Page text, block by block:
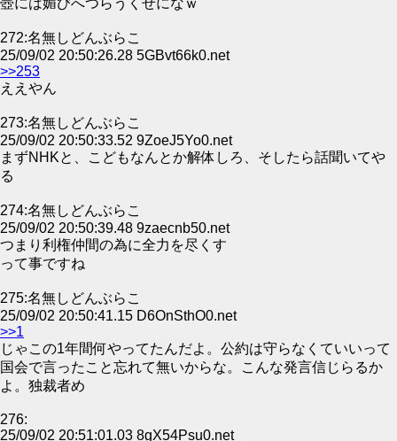
壺には媚びへつらうくせになｗ
272:名無しどんぶらこ
25/09/02 20:50:26.28 5GBvt66k0.net
>>253
ええやん
273:名無しどんぶらこ
25/09/02 20:50:33.52 9ZoeJ5Yo0.net
まずNHKと、こどもなんとか解体しろ、そしたら話聞いてや
る
274:名無しどんぶらこ
25/09/02 20:50:39.48 9zaecnb50.net
つまり利権仲間の為に全力を尽くす
って事ですね
275:名無しどんぶらこ
25/09/02 20:50:41.15 D6OnSthO0.net
>>1
じゃこの1年間何やってたんだよ。公約は守らなくていいって
国会で言ったこと忘れて無いからな。こんな発言信じらるか
よ。独裁者め
276:
25/09/02 20:51:01.03 8gX54Psu0.net